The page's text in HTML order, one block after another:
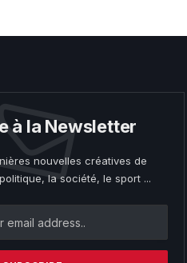
à la Newsletter
nouvelles créatives de
la société, le sport ...